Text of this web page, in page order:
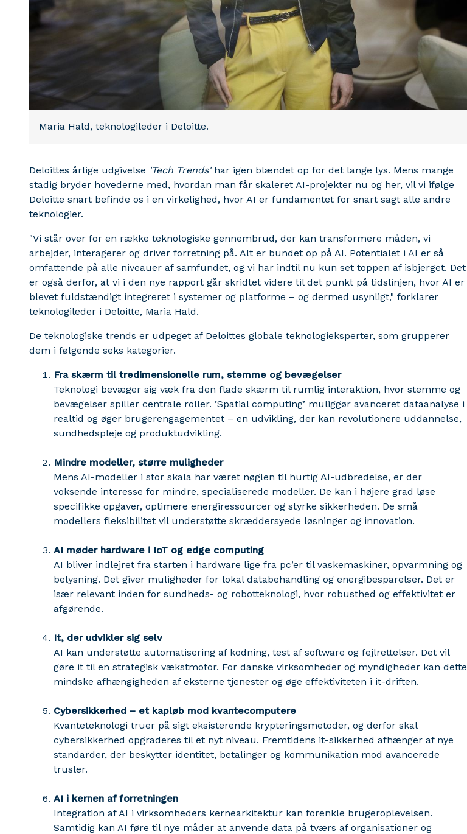
Maria Hald, teknologileder i Deloitte.
Deloittes årlige udgivelse 'Tech Trends'har igen blændet op for det lange lys. Mens mange
stadig bryder hovederne med, hvordan man får skaleret AI-projekter nu og her, vil vi ifølge
Deloitte snart befinde os i en virkelighed, hvor AI er fundamentet for snart sagt alle andre
teknologier.
"Vi står over for en række teknologiske gennembrud, der kan transformere måden, vi
arbejder, interagerer og driver forretning på. Alt er bundet op på AI. Potentialet i AI er så
omfattende på alle niveauer af samfundet, og vi har indtil nu kun set toppen af isbjerget. Det
er også derfor, at vi i den nye rapport går skridtet videre til det punkt på tidslinjen, hvor AI er
blevet fuldstændigt integreret i systemer og platforme – og dermed usynligt," forklarer
teknologileder i Deloitte, Maria Hald.
De teknologiske trends er udpeget af Deloittes globale teknologieksperter, som grupperer
dem i følgende seks kategorier.
Fra skærm til tredimensionelle rum, stemme og bevægelser
Teknologi bevæger sig væk fra den flade skærm til rumlig interaktion, hvor stemme og
bevægelser spiller centrale roller. ’Spatial computing’ muliggør avanceret dataanalyse i
realtid og øger brugerengagementet – en udvikling, der kan revolutionere uddannelse,
sundhedspleje og produktudvikling.
Mindre modeller, større muligheder
Mens AI-modeller i stor skala har været nøglen til hurtig AI-udbredelse, er der
voksende interesse for mindre, specialiserede modeller. De kan i højere grad løse
specifikke opgaver, optimere energiressourcer og styrke sikkerheden. De små
modellers fleksibilitet vil understøtte skræddersyede løsninger og innovation.
AI møder hardware i IoT og edge computing
AI bliver indlejret fra starten i hardware lige fra pc’er til vaskemaskiner, opvarmning og
belysning. Det giver muligheder for lokal databehandling og energibesparelser. Det er
især relevant inden for sundheds- og robotteknologi, hvor robusthed og effektivitet er
afgørende.
It, der udvikler sig selv
AI kan understøtte automatisering af kodning, test af software og fejlrettelser. Det vil
gøre it til en strategisk vækstmotor. For danske virksomheder og myndigheder kan dette
mindske afhængigheden af eksterne tjenester og øge effektiviteten i it-driften.
Cybersikkerhed – et kapløb mod kvantecomputere
Kvanteteknologi truer på sigt eksisterende krypteringsmetoder, og derfor skal
cybersikkerhed opgraderes til et nyt niveau. Fremtidens it-sikkerhed afhænger af nye
standarder, der beskytter identitet, betalinger og kommunikation mod avancerede
trusler.
AI i kernen af forretningen
Integration af AI i virksomheders kernearkitektur kan forenkle brugeroplevelsen.
Samtidig kan AI føre til nye måder at anvende data på tværs af organisationer og